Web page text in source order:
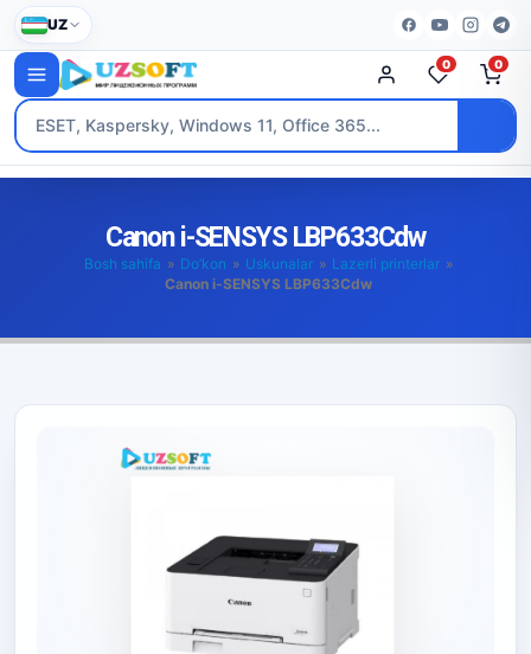
UZ
0 0
Canon i-SENSYS LBP633Cdw
Bosh sahifa » Do’kon » Uskunalar » Lazerli printerlar »
Canon i-SENSYS LBP633Cdw